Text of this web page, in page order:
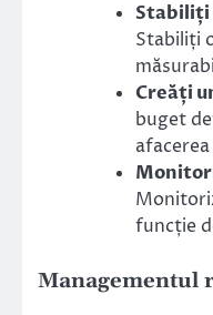
Stabiliți
Stabiliți
Creăți
buget
funcție
Managementul